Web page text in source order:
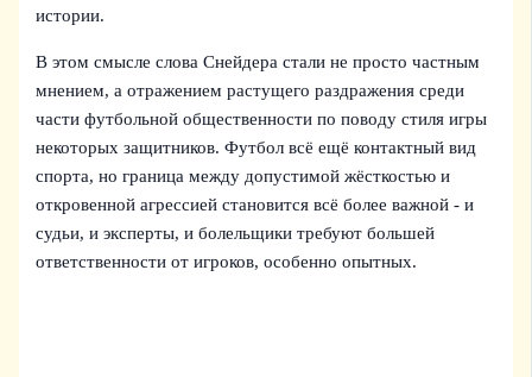
истории.
В этом смысле слова Снейдера стали не просто частным
мнением, а отражением растущего раздражения среди
части футбольной общественности по поводу стиля игры
некоторых защитников. Футбол всё ещё контактный вид
спорта, но граница между допустимой жёсткостью и
откровенной агрессией становится всё более важной - и
судьи, и эксперты, и болельщики требуют большей
ответственности от игроков, особенно опытных.